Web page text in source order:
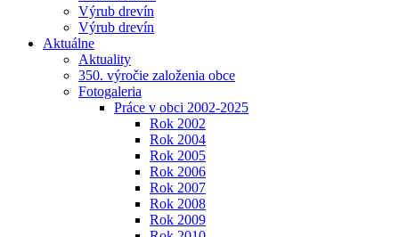
Výrub drevín
Výrub drevín
Aktuálne
Aktuality
350. výročie založenia obce
Fotogaleria
Práce v obci 2002-2025
Rok 2002
Rok 2004
Rok 2005
Rok 2006
Rok 2007
Rok 2008
Rok 2009